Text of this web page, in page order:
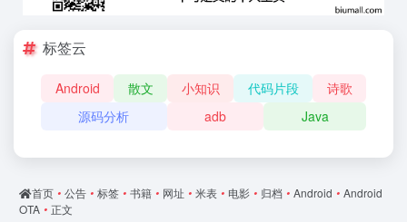
标签云
Android 散文 小知识 代码片段
诗歌
源码分析
adb Java
首页 • 公告 • 标签 • 书籍 • 网址 • 米表 • 电影 • 归档 • Android • Android
OTA • 正文